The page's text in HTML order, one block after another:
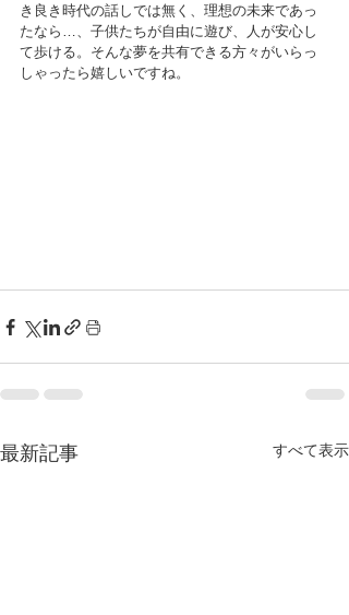
き良き時代の話しでは無く、理想の未来であっ
たなら…、子供たちが自由に遊び、人が安心し
て歩ける。そんな夢を共有できる方々がいらっ
しゃったら嬉しいですね。
最新記事 すべて表示